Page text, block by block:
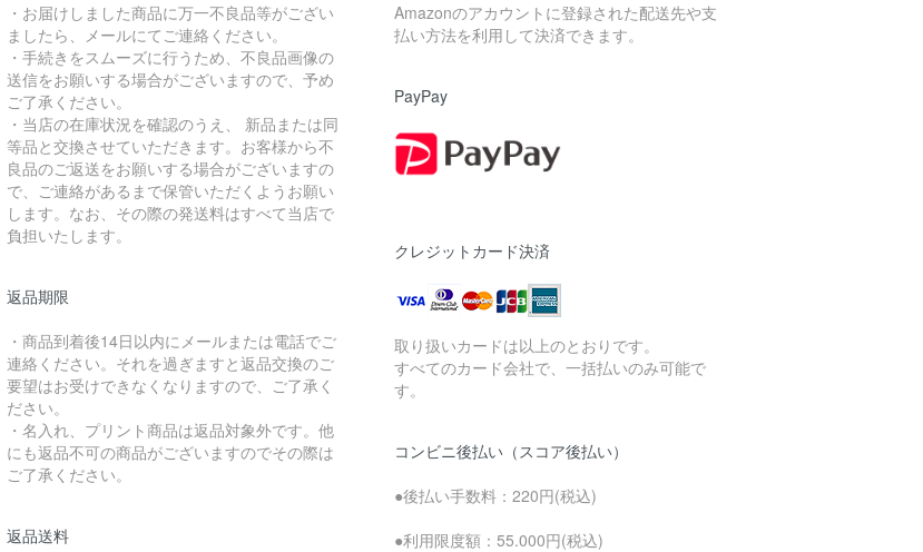
・お届けしました商品に万一不良品等がござい
ましたら、メールにてご連絡ください。
・手続きをスムーズに行うため、不良品画像の
送信をお願いする場合がございますので、予め
ご了承ください。
・当店の在庫状況を確認のうえ、 新品または同
等品と交換させていただきます。お客様から不
良品のご返送をお願いする場合がございますの
で、ご連絡があるまで保管いただくようお願い
します。なお、その際の発送料はすべて当店で
負担いたします。
返品期限
・商品到着後14日以内にメールまたは電話でご
連絡ください。それを過ぎますと返品交換のご
要望はお受けできなくなりますので、ご了承く
ださい。
・名入れ、プリント商品は返品対象外です。他
にも返品不可の商品がございますのでその際は
ご了承ください。
返品送料
Amazonのアカウントに登録された配送先や支
払い方法を利用して決済できます。
PayPay
クレジットカード決済
取り扱いカードは以上のとおりです。
すべてのカード会社で、一括払いのみ可能で
す。
コンビニ後払い（スコア後払い）
●後払い手数料：220円(税込)
●利用限度額：55.000円(税込)